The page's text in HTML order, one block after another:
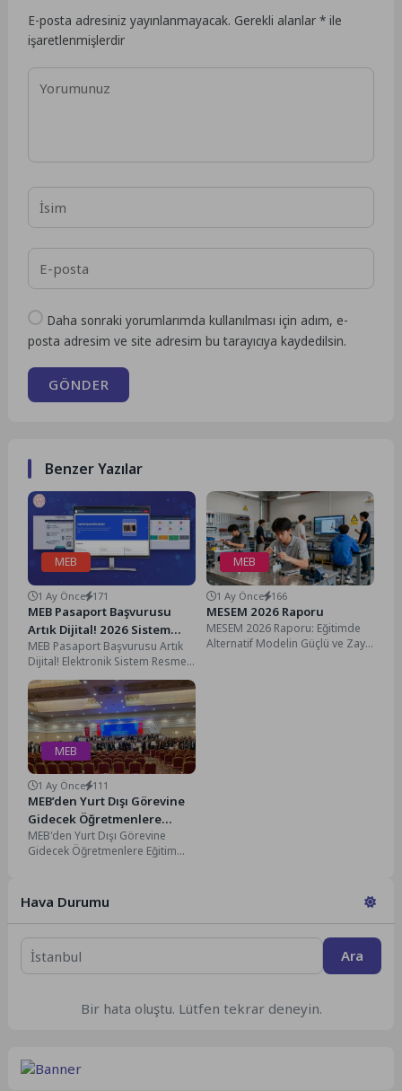
E-posta adresiniz yayınlanmayacak. Gerekli alanlar* ile
işaretlenmişlerdir
Daha sonraki yorumlarımda kullanılması için adım, e-
posta adresim ve site adresim bu tarayıcıya kaydedilsin.
GÖNDER
Benzer Yazılar
MEB
1 Ay Önce 171
MEB Pasaport Başvurusu
Artık Dijital! 2026 Sistem
Resmen Hizmete Girdi
MEB Pasaport Başvurusu Artık
Dijital! Elektronik Sistem Resmen
Hizmete Girdi MEB pasaport
başvurusu işlemleri artık...
MEB
1 Ay Önce 166
MESEM 2026 Raporu
MESEM 2026 Raporu: Eğitimde
Alternatif Modelin Güçlü ve Zayıf
MEB
1 Ay Önce 111
MEB’den Yurt Dışı Görevine
Gidecek Öğretmenlere
Eğitim
MEB'den Yurt Dışı Görevine
Gidecek Öğretmenlere Eğitim
Hava Durumu
Ara
Bir hata oluştu. Lütfen tekrar deneyin.